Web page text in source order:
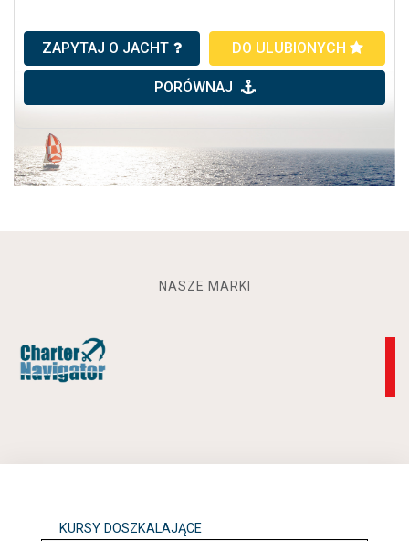
ZAPYTAJ O JACHT DO ULUBIONYCH
PORÓWNAJ
NASZE MARKI
KURSY DOSZKALAJĄCE